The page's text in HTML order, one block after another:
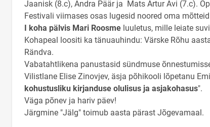
Jaanisk (8.c), Andra Päär ja Mats Artur Avi (7.c).
Festivali viimases osas lugesid noored oma
I koha pälvis Mari Roosme luuletus, mille leiate
Kohapeal loositi ka tänuauhindu: Värske Rõhu
Rändva.
Vabatahtlikena panustasid sündmuse
Vilistlane Elise Zinovjev, äsja põhikooli lõpetanu
kohustusliku kirjanduse olulisus ja asjakohasus".
Väga põnev ja hariv päev!
Järgmine "Jälg" toimub aasta pärast Jõgevamaal.